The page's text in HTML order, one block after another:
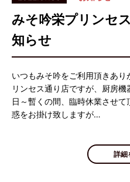
みそ吟栄プリンセ
知らせ
いつもみそ吟をご利用頂きあ
リンセス通り店ですが、厨房
日～暫くの間、臨時休業させ
惑をお掛け致しますが…
詳細